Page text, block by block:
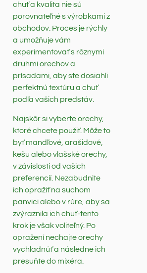
chuť a kvalita nie sú
porovnateľné s výrobkami z
obchodov. Proces je rýchly
a umožňuje vám
experimentovať s rôznymi
druhmi orechov a
prísadami, aby ste dosiahli
perfektnú textúru a chuť
podľa vašich predstáv.
Najskôr si vyberte orechy,
ktoré chcete použiť. Môže to
byť mandľové, arašidové,
kešu alebo vlašské orechy,
v závislosti od vašich
preferencií. Nezabudnite
ich opražiť na suchom
panvici alebo v rúre, aby sa
zvýraznila ich chuť-tento
krok je však voliteľný. Po
opražení nechajte orechy
vychladnúť a následne ich
presuňte do mixéra.